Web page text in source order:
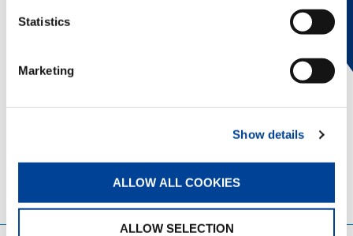
Statistics
Marketing
Show details
ALLOW ALL COOKIES
ALLOW SELECTION
offiziellen Tadano-Dokumentation und
schnell zu finden, Probleme zu lösen
und überall.
MEHR ERFAHREN